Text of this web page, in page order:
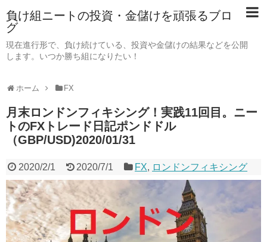
負け組ニートの投資・金儲けを頑張るブロ
グ
現在進行形で、負け続けている、投資や金儲けの結果などを公開
します。いつか勝ち組になりたい！
ホーム FX
月末ロンドンフィキシング！実践11回目。ニー
トのFXトレード日記ポンドドル
（GBP/USD)2020/01/31
2020/2/1 2020/7/1 FX, ロンドンフィキシング